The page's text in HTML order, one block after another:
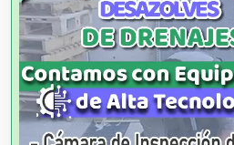
Agricultura y Ganadería
Agua Purificada